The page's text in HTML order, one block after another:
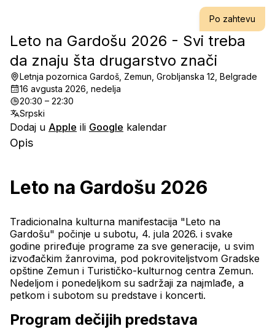
Po zahtevu
Leto na Gardošu 2026 - Svi treba
da znaju šta drugarstvo znači
Letnja pozornica Gardoš, Zemun, Grobljanska 12, Belgrade
16 avgusta 2026, nedelja
20:30 – 22:30
Srpski
Dodaj u Apple ili Google kalendar
Opis
Leto na Gardošu 2026
Tradicionalna kulturna manifestacija "Leto na
Gardošu" počinje u subotu, 4. jula 2026. i svake
godine priređuje programe za sve generacije, u svim
izvođačkim žanrovima, pod pokroviteljstvom Gradske
opštine Zemun i Turističko-kulturnog centra Zemun.
Nedeljom i ponedeljkom su sadržaji za najmlađe, a
petkom i subotom su predstave i koncerti.
Program dečijih predstava